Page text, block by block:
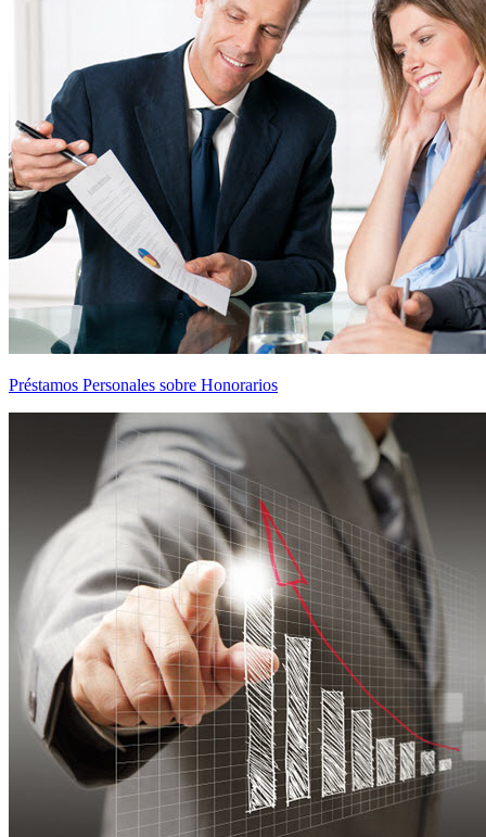
Préstamos Personales sobre Honorarios